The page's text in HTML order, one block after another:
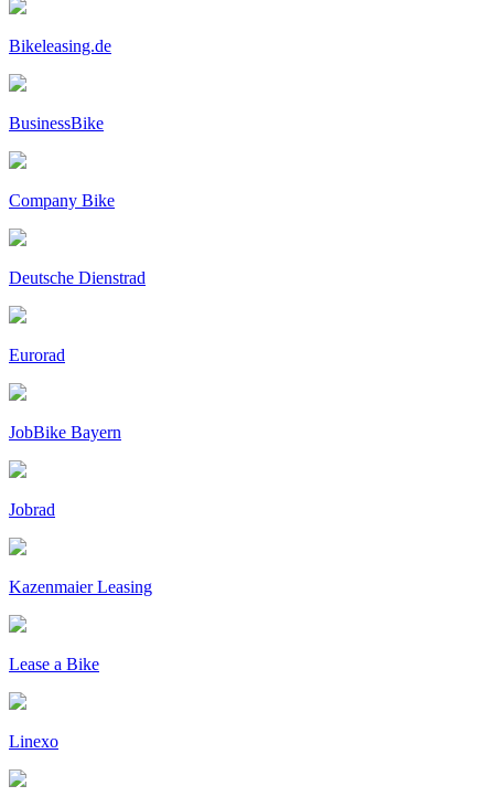
Bikeleasing.de
BusinessBike
Company Bike
Deutsche Dienstrad
Eurorad
JobBike Bayern
Jobrad
Kazenmaier Leasing
Lease a Bike
Linexo